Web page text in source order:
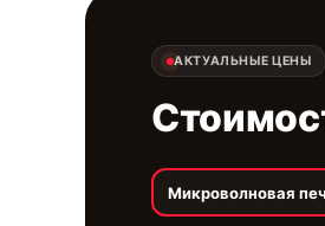
АКТУАЛЬНЫЕ ЦЕНЫ
Микроволновая